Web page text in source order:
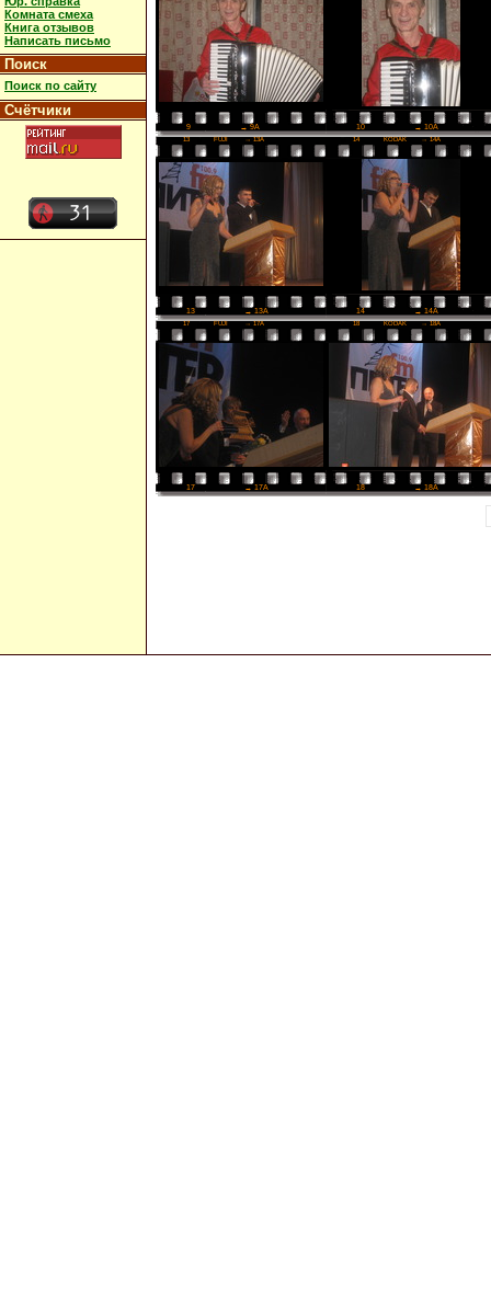
Комната смеха
Книга отзывов
Написать письмо
Поиск
Поиск по сайту
Счётчики
9 → 9A 10 → 10A
13 FUJI → 13A 14 KODAK → 14A
13 → 13A 14 → 14A
17 FUJI → 17A 18 KODAK → 18A
17 → 17A 18 → 18A